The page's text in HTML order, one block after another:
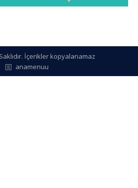
İçerikler kopyalanamaz
anamenuu